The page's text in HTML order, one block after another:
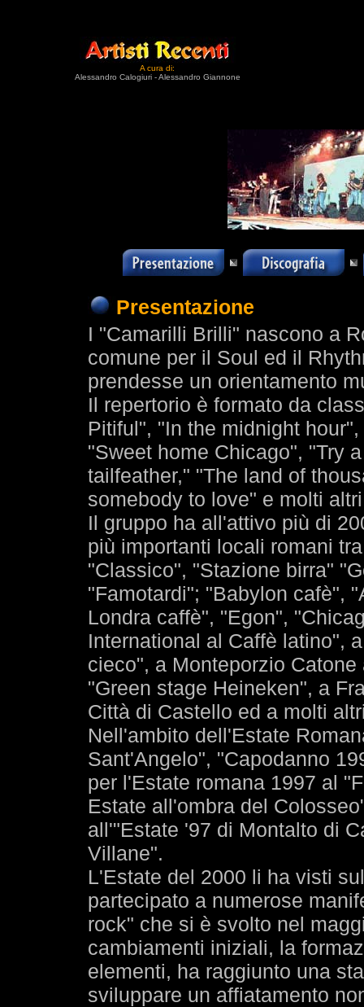
A cura di:
Alessandro Calogiuri - Alessandro Giannone
Presentazione
I "Camarilli Brilli" nascono a
comune per il Soul ed il
prendesse un orientamento
Il repertorio è formato da
Pitiful", "In the midnight
"Sweet home Chicago", "Try
tailfeather," "The land of
somebody to love" e molti
Il gruppo ha all'attivo più di
più importanti locali romani
"Classico", "Stazione birra"
"Famotardi"; "Babylon cafè",
Londra caffè", "Egon",
International al Caffè latino",
cieco", a Monteporzio
"Green stage Heineken", a
Città di Castello ed a molti
Nell'ambito dell'Estate
Sant'Angelo", "Capodanno
per l'Estate romana 1997 al
Estate all'ombra del
all'"Estate '97 di Montalto di
Villane".
L'Estate del 2000 li ha visti
partecipato a numerose
rock" che si è svolto nel
cambiamenti iniziali, la
elementi, ha raggiunto una
sviluppare un affiatamento